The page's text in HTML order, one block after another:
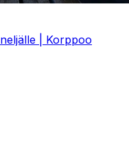
| Korppoo